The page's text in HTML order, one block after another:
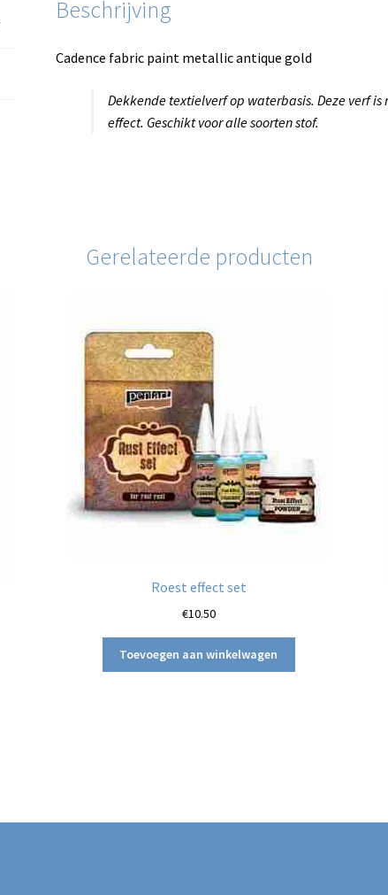
Beschrijving
Cadence fabric paint metallic antique gold
Dekkende textielverf op waterbasis. Deze verf
effect. Geschikt voor alle soorten stof.
Gerelateerde producten
Roest effect set
€10.50
Toevoegen aan winkelwagen